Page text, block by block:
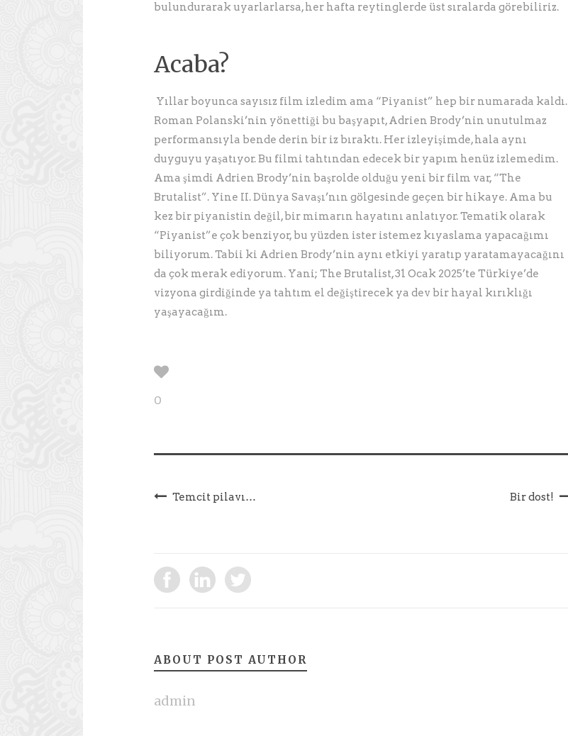
bulundurarak uyarlarlarsa, her hafta reytinglerde üst sıralarda görebiliriz.
Acaba?
Yıllar boyunca sayısız film izledim ama “Piyanist” hep bir numarada kaldı.
Roman Polanski’nin yönettiği bu başyapıt, Adrien Brody’nin unutulmaz
performansıyla bende derin bir iz bıraktı. Her izleyişimde, hala aynı
duyguyu yaşatıyor. Bu filmi tahtından edecek bir yapım henüz izlemedim.
Ama şimdi Adrien Brody’nin başrolde olduğu yeni bir film var, “The
Brutalist”. Yine II. Dünya Savaşı’nın gölgesinde geçen bir hikaye. Ama bu
kez bir piyanistin değil, bir mimarın hayatını anlatıyor. Tematik olarak
“Piyanist”e çok benziyor, bu yüzden ister istemez kıyaslama yapacağımı
biliyorum. Tabii ki Adrien Brody’nin aynı etkiyi yaratıp yaratamayacağını
da çok merak ediyorum. Yani; The Brutalist, 31 Ocak 2025’te Türkiye’de
vizyona girdiğinde ya tahtım el değiştirecek ya dev bir hayal kırıklığı
yaşayacağım.
0
Temcit pilavı… Bir dost!
ABOUT POST AUTHOR
admin